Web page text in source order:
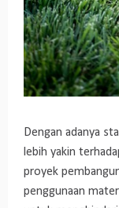
Dengan adanya
lebih yakin
proyek
penggunaan